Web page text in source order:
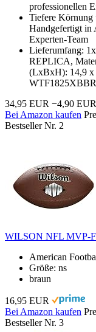
professionellen
Tiefere Körnung
Handgefertigt in
Experten-Team
Lieferumfang:
REPLICA,
(LxBxH): 14,9 x
34,95 EUR −4,90 EUR
Bei Amazon kaufen
Bestseller Nr. 2
WILSON NFL MVP-
American
Größe: ns
braun
16,95 EUR
Bei Amazon kaufen
Bestseller Nr. 3